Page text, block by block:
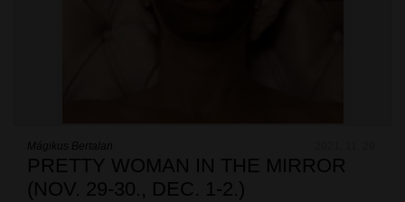
Mágikus Bertalan
PRETTY WOMAN IN THE MIRROR
(NOV. 29-30., DEC. 1-2.)